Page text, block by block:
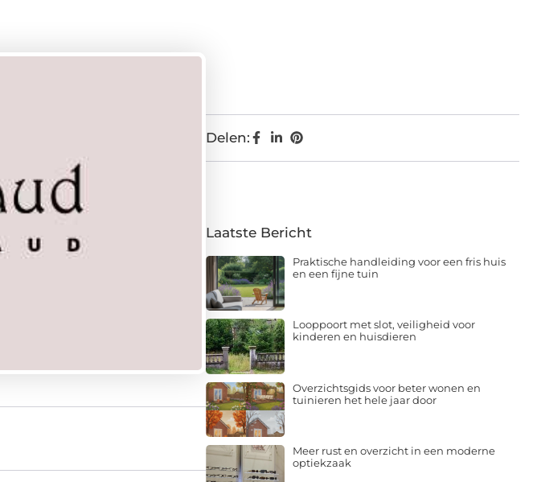
Delen:
Laatste Bericht
Praktische handleiding voor een fris huis
en een fijne tuin
Looppoort met slot, veiligheid voor
kinderen en huisdieren
Overzichtsgids voor beter wonen en
tuinieren het hele jaar door
Meer rust en overzicht in een moderne
optiekzaak